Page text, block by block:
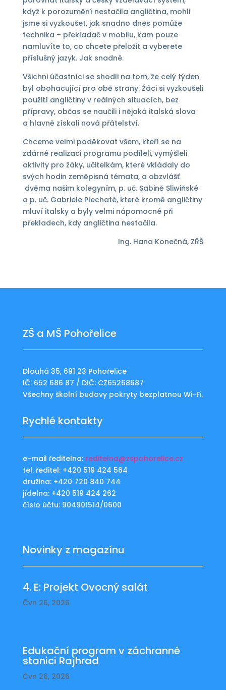
když k porozumění nestačila angličtina, mohli
jsme si vyzkoušet, jak snadno dnes pomůže
technika – překladač v mobilu, kam pouze
namluvíte to, co chcete přeložit a vyberete
příslušný jazyk. Jak snadné.
Všichni účastníci se shodli na tom, že celý týden
byl obohacující pro obě strany. Žáci si vyzkoušeli
použití angličtiny v reálných situacích, bez
přípravy, občas se naučili i nějaká italská slova
a hlavně získali nová přátelství.
Chceme velmi poděkovat všem, kteří se na
zdárné realizaci programu podíleli, vymýšleli
aktivity pro žáky, učitelkám, které vkládaly do
svých hodin zeměpisná témata, a obzvlášť
dvěma našim kolegyním, p. uč. Sabině Sliwiňské
a p. uč. Gabriele Plechaté, které kromě angličtiny
mluví italsky a byly velmi nápomocné při
překladech, kdy angličtina nestačila.
Ing. Hana Konečná, ZŘŠ
ZŠ a MŠ Pohořelice
Dlouhá 35, 691 23 Pohořelice
IČ: 652 686 87 / DIČ: CZ65268687
Všechny školní budovy pokryty bezplatnou Wi-Fi.
Rychlé kontakty
e-mail ředitelna: reditelna@zspohorelice.cz
tel. ředitel: +420 519 424 564
družina: +420 720 840 744
jídelna: +420 519 424 262
číslo účtu: 904901514/0600
Novinky z magazínu
4. E: Projekt Ovocný salát
Čvn 26, 2026
Edukační program v záchranné
stanici Rajhrad
Čvn 26, 2026